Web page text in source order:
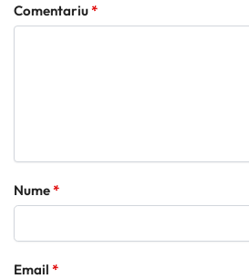
Comentariu*
Nume*
Email *